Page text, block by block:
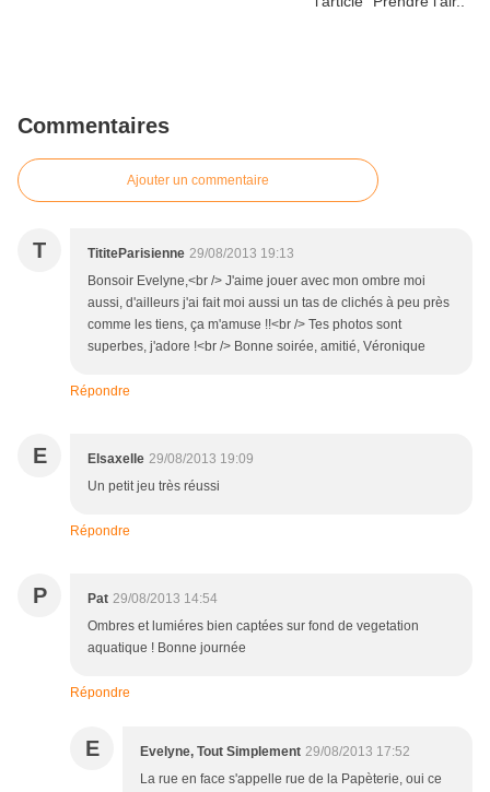
Commentaires
Ajouter un commentaire
T TititeParisienne 29/08/2013 19:13
Bonsoir Evelyne,<br /> J'aime jouer avec mon ombre moi
aussi, d'ailleurs j'ai fait moi aussi un tas de clichés à peu près
comme les tiens, ça m'amuse !!<br /> Tes photos sont
superbes, j'adore !<br /> Bonne soirée, amitié, Véronique
Répondre
E Elsaxelle 29/08/2013 19:09
Un petit jeu très réussi
Répondre
P Pat 29/08/2013 14:54
Ombres et lumiéres bien captées sur fond de vegetation
aquatique ! Bonne journée
Répondre
E Evelyne, Tout Simplement 29/08/2013 17:52
La rue en face s'appelle rue de la Papèterie, oui ce